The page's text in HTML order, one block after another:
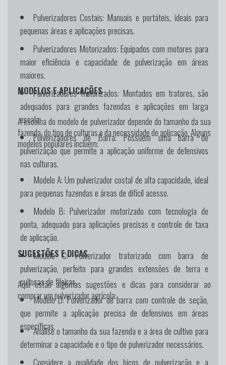
Pulverizadores Costais: Manuais e portáteis, ideais para
pequenas áreas e aplicações precisas.
Pulverizadores Motorizados: Equipados com motores para
maior eficiência e capacidade de pulverização em áreas
maiores.
Pulverizadores Tratorizados: Montados em tratores, são
adequados para grandes fazendas e aplicações em larga
escala.
Pulverizadores de Barra:Possuem uma barra de
pulverização que permite a aplicação uniforme de defensivos
nas culturas.
MODELOS E APLICAÇÕES
A escolha do modelo de pulverizador depende do tamanho da sua
fazenda, do tipo de culturas e da necessidade de aplicação. Alguns
modelos populares incluem:
Modelo A:Um pulverizador costal de alta capacidade, ideal
para pequenas fazendas e áreas de difícil acesso.
Modelo B: Pulverizador motorizado com tecnologia de
ponta, adequado para aplicações precisas e controle de taxa
de aplicação.
Modelo C:Pulverizador tratorizado com barra de
pulverização, perfeito para grandes extensões de terra e
culturas de fileiras.
Modelo D:Pulverizador de barra com controle de seção,
que permite a aplicação precisa de defensivos em áreas
específicas.
SUGESTÕES E DICAS
Aqui estão algumas sugestões e dicas para considerar ao
comprar um pulverizador agrícola:
Analise o tamanho da sua fazenda e a área de cultivo para
determinar a capacidade e o tipo de pulverizador necessários.
Considere a qualidade dos bicos de pulverização e a